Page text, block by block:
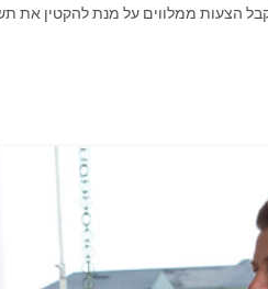
הצעות ממלווים על מנת להקטין את